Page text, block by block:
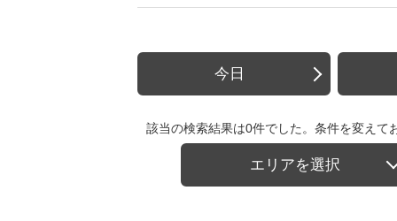
今日
該当の検索結果は0件でした。条件を変えて
エリアを選択